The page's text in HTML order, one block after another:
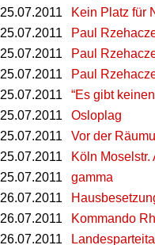
25.07.2011
Kein Platz für
25.07.2011
Paul
25.07.2011
Paul
25.07.2011
Paul
25.07.2011
“Es gibt
25.07.2011
Osloplag
25.07.2011
Vor der
25.07.2011
Köln
25.07.2011
gamma
26.07.2011
26.07.2011
Kommando
26.07.2011